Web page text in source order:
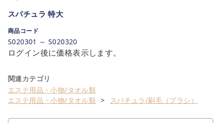
スパチュラ 特大
商品コード
S020301 ～ S020320
ログイン後に価格表示します。
関連カテゴリ
エステ用品・小物/タオル類
エステ用品・小物/タオル類
スパチュラ/刷毛（ブラシ）